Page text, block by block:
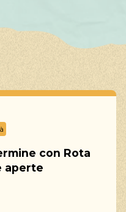
con Rota
aperte